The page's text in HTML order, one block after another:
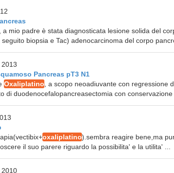
a mio padre è stata diagnosticata lesione solida del
biopsia e Tac) adenocarcinoma del corpo
Pancreas pT3 N1
Oxaliplatino , a scopo neoadiuvante con regressione
di duodenocefalopancreasectomia con conservazione
oxaliplatino).sembra reagire bene,ma
il suo parere riguardo la possibilita' e la utilita' ...
2010